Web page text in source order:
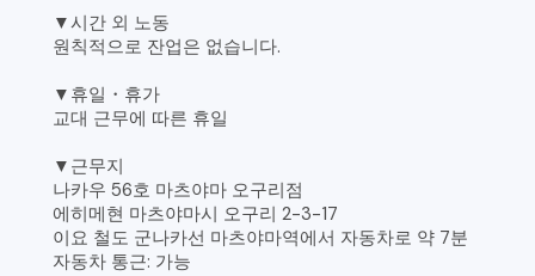
▼시간 외 노동
원칙적으로 잔업은 없습니다.
▼휴일・휴가
교대 근무에 따른 휴일
▼근무지
나카우 56호 마츠야마 오구리점
에히메현 마츠야마시 오구리 2-3-17
이요 철도 군나카선 마츠야마역에서 자동차로 약 7분
자동차 통근: 가능